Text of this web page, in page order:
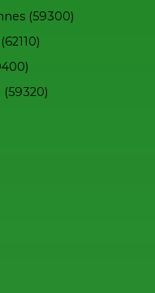
(59300)